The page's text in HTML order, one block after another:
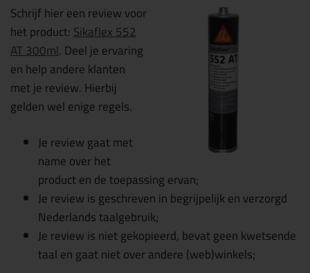
Schrijf hier een review voor
het product:Sikaflex 552
AT 300ml. Deel je ervaring
en help andere klanten
met je review. Hierbij
gelden wel enige regels.
Je review gaat met
name over het
product en de toepassing ervan;
Je review is geschreven in begrijpelijk en verzorgd
Nederlands taalgebruik;
Je review is niet gekopieerd, bevat geen kwetsende
taal en gaat niet over andere (web)winkels;